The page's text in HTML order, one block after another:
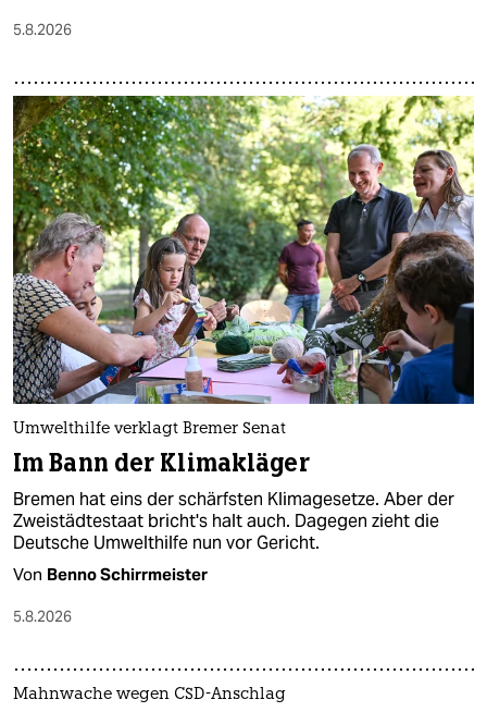
unterstützen
abo
genossenschaft
epaper login
5.8.2026
Umwelthilfe verklagt Bremer Senat
Im Bann der Klimakläger
Bremen hat eins der schärfsten Klimagesetze. Aber der
Zweistädtestaat bricht's halt auch. Dagegen zieht die
Deutsche Umwelthilfe nun vor Gericht.
Von Benno Schirrmeister
5.8.2026
Mahnwache wegen CSD-Anschlag